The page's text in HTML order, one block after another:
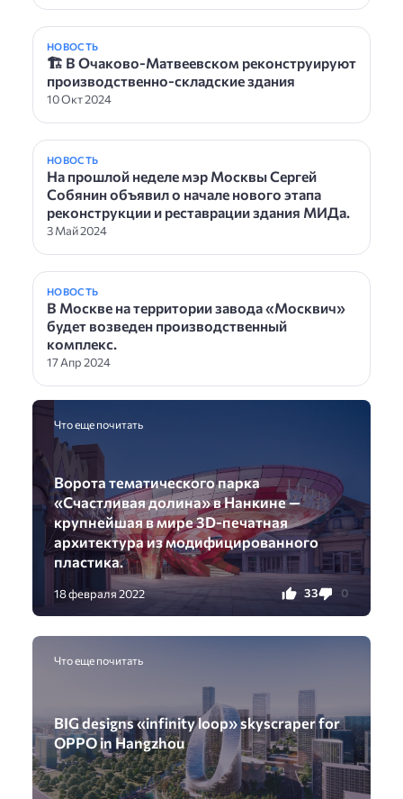
НОВОСТЬ
🏗 В Очаково-Матвеевском реконструируют
производственно-складские здания
10 Окт 2024
НОВОСТЬ
На прошлой неделе мэр Москвы Сергей
Собянин объявил о начале нового этапа
реконструкции и реставрации здания МИДа.
3 Май 2024
НОВОСТЬ
В Москве на территории завода «Москвич»
будет возведен производственный
комплекс.
17 Апр 2024
Что еще почитать
Ворота тематического парка
«Счастливая долина» в Нанкине —
крупнейшая в мире 3D-печатная
архитектура из модифицированного
пластика.
18 февраля 2022 33 0
Что еще почитать
BIG designs «infinity loop» skyscraper for
OPPO in Hangzhou